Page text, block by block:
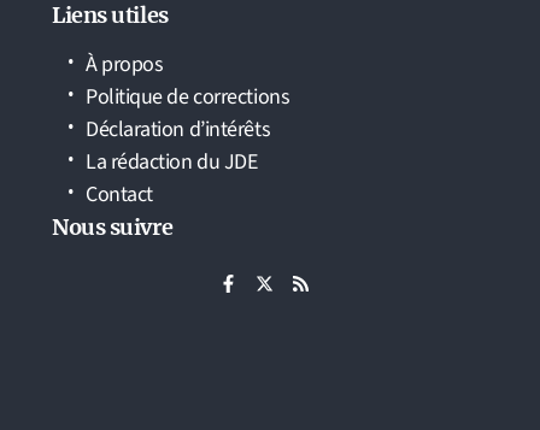
Liens utiles
À propos
Politique de corrections
Déclaration d’intérêts
La rédaction du JDE
Contact
Nous suivre